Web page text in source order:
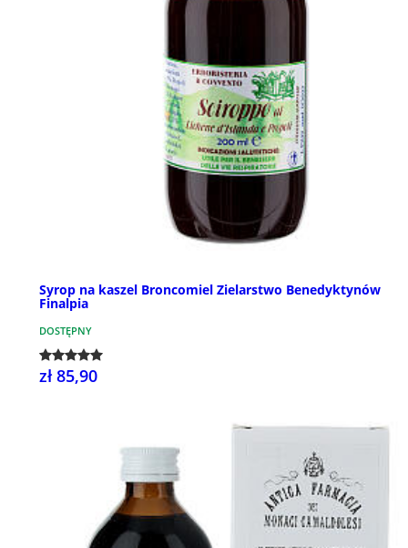
Syrop na kaszel Broncomiel Zielarstwo Benedyktynów
Finalpia
DOSTĘPNY
zł 85,90